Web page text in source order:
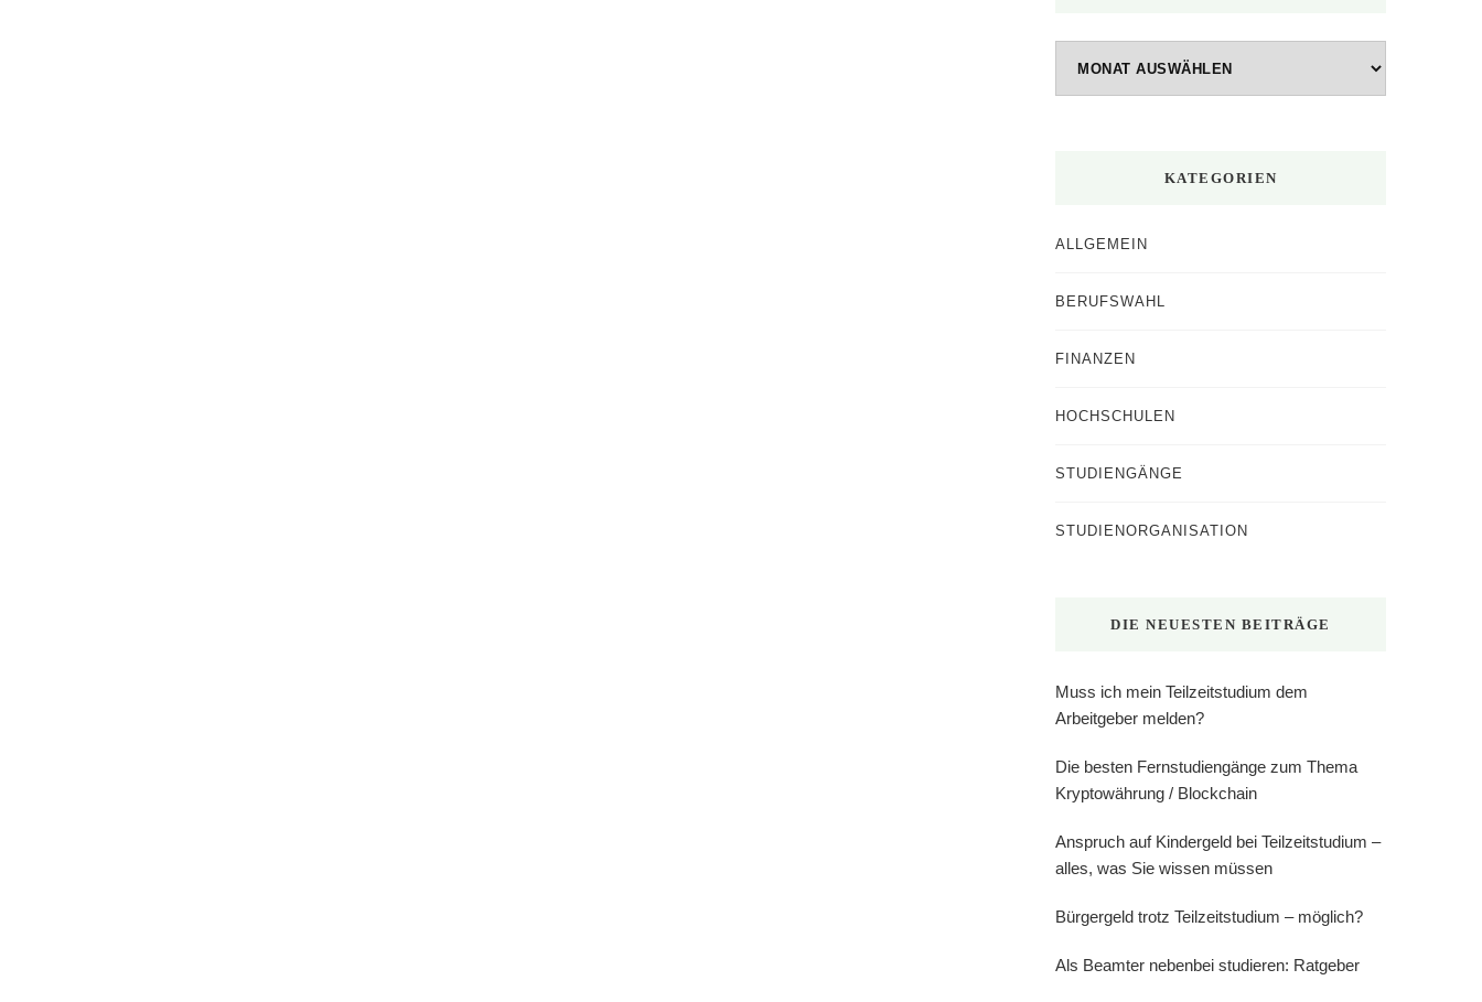
KATEGORIEN
ALLGEMEIN
BERUFSWAHL
FINANZEN
HOCHSCHULEN
STUDIENGÄNGE
STUDIENORGANISATION
DIE NEUESTEN BEITRÄGE
Muss ich mein Teilzeitstudium dem
Arbeitgeber melden?
Die besten Fernstudiengänge zum Thema
Kryptowährung / Blockchain
Anspruch auf Kindergeld bei Teilzeitstudium –
alles, was Sie wissen müssen
Bürgergeld trotz Teilzeitstudium – möglich?
Als Beamter nebenbei studieren: Ratgeber